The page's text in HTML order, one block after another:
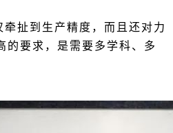
牵扯到生产精度，而且还对力
的要求，是需要多学科、多